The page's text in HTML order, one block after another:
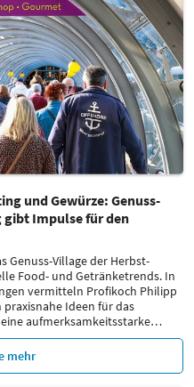
und Gewürze: Genuss-
gibt Impulse für den
Genuss-Village der Herbst-
Food- und Getränketrends. In
vermitteln Profikoch Philipp
Ideen für das
aufmerksamkeitsstarke…
mehr